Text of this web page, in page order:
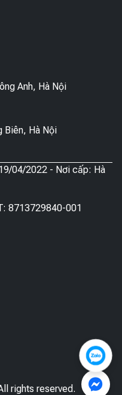
Anh, Hà Nội
Biên, Hà Nội
04/2022 - Nơi cấp: Hà
8713729840-001
rights reserved.